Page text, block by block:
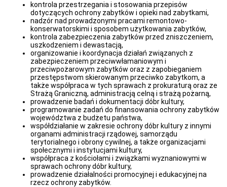
Statystyki
Wojewódzka
Ochrony
Zabytków
Poradnik
załatwić
Przyjmowanie
interesantów
skarbowe
Szukam
legalnie
Obwieszczenia,
zawiadomienia,
ogłoszenia
kontrola przestrzegania i stosowania przepisów
dotyczących ochrony zabytków i opieki nad zabytkami,
nadzór nad prowadzonymi pracami remontowo-
konserwatorskimi i sposobem użytkowania zabytków,
kontrola zabezpieczenia zabytków przed zniszczeniem,
uszkodzeniem i dewastacją,
organizowanie i koordynacja działań związanych z
zabezpieczeniem przeciwwłamaniowym i
przeciwpożarowym zabytków oraz z zapobieganiem
przestępstwom skierowanym przeciwko zabytkom, a
także współpraca w tych sprawach z prokuraturą oraz ze
Strażą Graniczną, administracją celną i strażą pożarną,
prowadzenie badań i dokumentacji dóbr kultury,
programowanie zadań do finansowania ochrony zabytków
województwa z budżetu państwa,
współdziałanie w zakresie ochrony dóbr kultury z innymi
organami administracji rządowej, samorządu
terytorialnego i obrony cywilnej, a także organizacjami
społecznymi i instytucjami kultury,
współpraca z kościołami i związkami wyznaniowymi w
sprawach ochrony dóbr kultury,
prowadzenie działalności promocyjnej i edukacyjnej na
rzecz ochrony zabytków.